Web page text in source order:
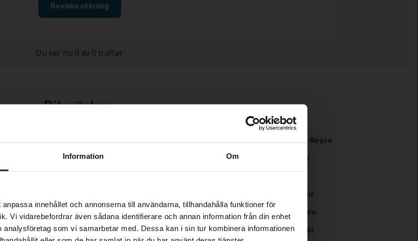
Information Om
innehållet och annonserna till användarna, tillhandahålla funktioner för
Vi vidarebefordrar även sådana identifierare och annan information från din enhet
som vi samarbetar med. Dessa kan i sin tur kombinera informationen
Bevaka sökning
Du ser nu 0 av 0 träffar
Bilmärken
MINI
Mitsubishi
Rolls-Royce
Saab
SEAT
Skoda
Subaru
Suzuki
language
than Swedish. To better service our friends
have an English language site (kvdcars.com) that
all the same vehicles and services.